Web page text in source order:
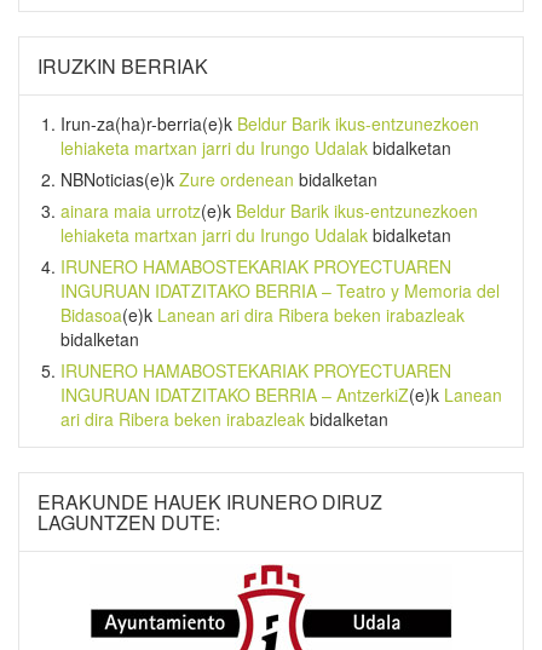
IRUZKIN BERRIAK
Irun-za(ha)r-berria(e)k Beldur Barik ikus-entzunezkoen
lehiaketa martxan jarri du Irungo Udalak bidalketan
NBNoticias(e)k Zure ordenean bidalketan
ainara maia urrotz(e)k Beldur Barik ikus-entzunezkoen
lehiaketa martxan jarri du Irungo Udalak bidalketan
IRUNERO HAMABOSTEKARIAK PROYECTUAREN
INGURUAN IDATZITAKO BERRIA – Teatro y Memoria del
Bidasoa(e)k Lanean ari dira Ribera beken irabazleak
bidalketan
IRUNERO HAMABOSTEKARIAK PROYECTUAREN
INGURUAN IDATZITAKO BERRIA – AntzerkiZ(e)k Lanean
ari dira Ribera beken irabazleak bidalketan
ERAKUNDE HAUEK IRUNERO DIRUZ
LAGUNTZEN DUTE: